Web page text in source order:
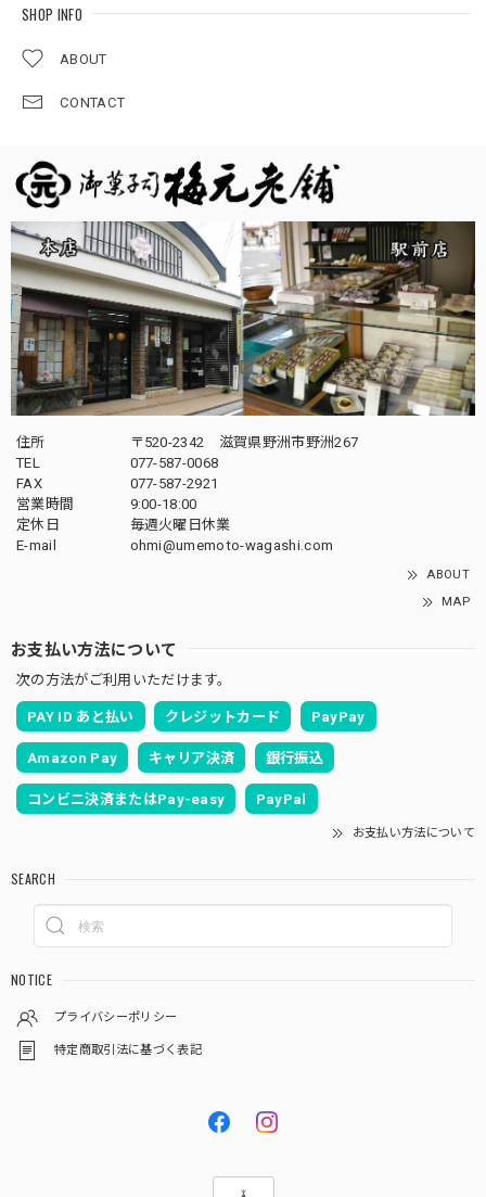
SHOP INFO
ABOUT
CONTACT
住所
〒520-2342 滋賀県野洲市野洲267
TEL
077-587-0068
FAX
077-587-2921
営業時間
9:00-18:00
定休日
毎週火曜日休業
E-mail
ohmi@umemoto-wagashi.com
ABOUT
MAP
お支払い方法について
次の方法がご利用いただけます。
PAY ID あと払い クレジットカード PayPay
Amazon Pay キャリア決済 銀行振込
コンビニ決済またはPay-easy PayPal
お支払い方法について
SEARCH
NOTICE
プライバシーポリシー
特定商取引法に基づく表記